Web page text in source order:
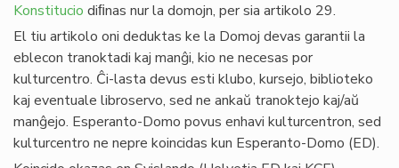
Konstitucio diﬁnas nur la domojn, per sia artikolo 29.
El tiu artikolo oni deduktas ke la Domoj devas garantii la
eblecon tranoktadi kaj manĝi, kio ne necesas por
kulturcentro. Ĉi-lasta devus esti klubo, kursejo, biblioteko
kaj eventuale libroservo, sed ne ankaŭ tranoktejo kaj/aŭ
manĝejo. Esperanto-Domo povus enhavi kulturcentron, sed
kulturcentro ne nepre koincidas kun Esperanto-Domo (ED).